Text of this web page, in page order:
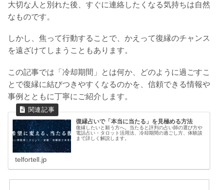
大切な人と別れた後、すぐに連絡したくなる気持ちは自然
なものです。
しかし、焦って行動することで、かえって復縁のチャンス
を遠ざけてしまうこともあります。
この記事では「冷却期間」とは何か、どのように過ごすこ
とで復縁に結びつきやすくなるのかを、信頼できる情報や
事例とともに丁寧にご紹介します。
復縁占いで「本当に当たる」を見極める方法
復縁したいと願う方へ。当たると評判の占い師の選び方や
電話占い・タロット活用法、冷却期間の過ごし方、体験談
まで詳しく解説します。
telfortell.jp